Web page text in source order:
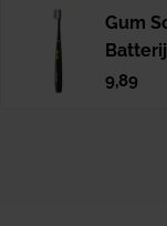
Gum
Batterij
Normale
9,89